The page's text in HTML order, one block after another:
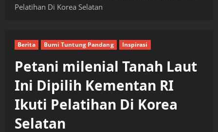
Pelatihan Di Korea Selatan
Berita Bumi Tuntung Pandang Inspirasi
Petani milenial Tanah Laut
Ini Dipilih Kementan RI
Ikuti Pelatihan Di Korea
Selatan